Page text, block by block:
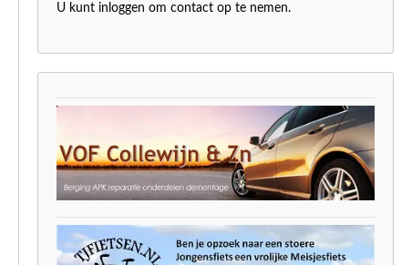
U kunt inloggen om contact op te nemen.